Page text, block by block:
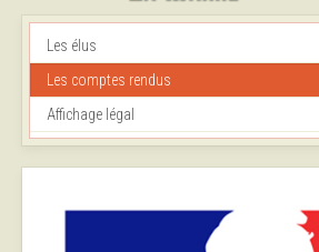
Les élus
Les comptes rendus
Affichage légal